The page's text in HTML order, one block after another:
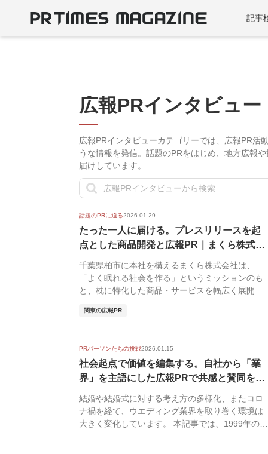
記事
広報PRインタビュー
広報PRインタビューカテゴリーでは、広報PR活
うな情報を発信。話題のPRをはじめ、地方広報
届けしています。
話題のPRに迫る2026.01.29
たった一人に届ける。プレスリリースを起
点とした商品開発と広報PR｜まくら株式会
社
千葉県柏市に本社を構えるまくら株式会社は、
「よく眠れる社会を作る」というミッションのも
と、枕に特化した商品・サービスを幅広く展開し
関東の広報PR
PRパーソンたちの挑戦2026.01.15
社会起点で価値を編集する。自社から「業
界」を主語にした広報PRで共感と賛同を｜
結婚や結婚式に対する考え方の多様化、またコロ
ナ禍を経て、ウエディング業界を取り巻く環境は
大きく変化しています。 本記事では、1999年の創